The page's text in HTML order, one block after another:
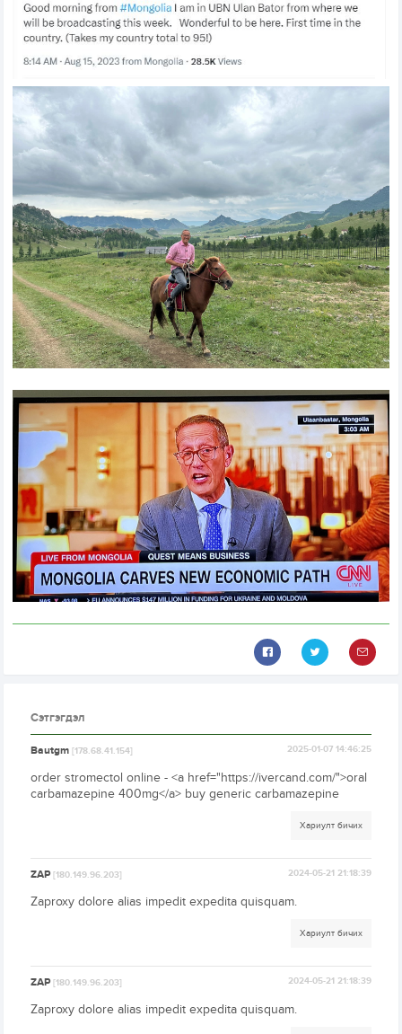
Сэтгэгдэл
Bautgm[178.68.41.154] 2025-01-07 14:46:25
order stromectol online - <a href="https://ivercand.com/">oral
carbamazepine 400mg</a> buy generic carbamazepine
Хариулт бичих
ZAP[180.149.96.203] 2024-05-21 21:18:39
Zaproxy dolore alias impedit expedita quisquam.
Хариулт бичих
ZAP[180.149.96.203] 2024-05-21 21:18:39
Zaproxy dolore alias impedit expedita quisquam.